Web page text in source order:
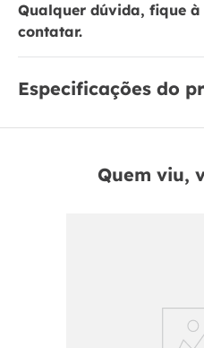
Qualquer dúvida, fique
contatar.
Especificações do
Quem viu,